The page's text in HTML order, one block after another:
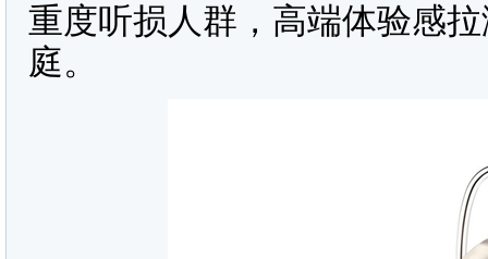
重度听损人群，高端体验感
庭。